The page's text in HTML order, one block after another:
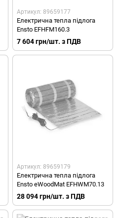
Артикул: 89659177
Електрична тепла підлога
Ensto EFHFM160.3
7 604 грн/шт. з ПДВ
Артикул: 89659179
Електрична тепла підлога
Ensto eWoodMat EFHWM70.13
28 094 грн/шт. з ПДВ